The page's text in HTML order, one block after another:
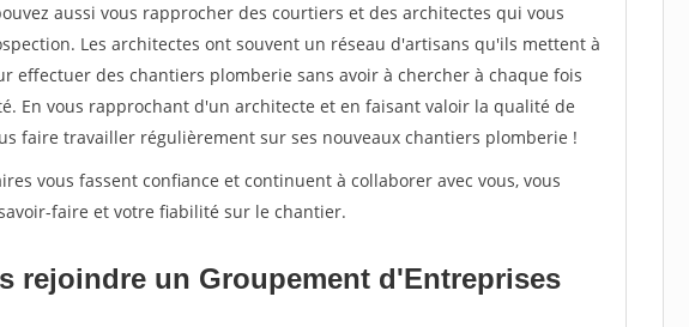
aussi vous rapprocher des courtiers et des architectes qui vous
Les architectes ont souvent un réseau d'artisans qu'ils mettent à
effectuer des chantiers plomberie sans avoir à chercher à chaque fois
En vous rapprochant d'un architecte et en faisant valoir la qualité de
faire travailler régulièrement sur ses nouveaux chantiers plomberie !
vous fassent confiance et continuent à collaborer avec vous, vous
faire et votre fiabilité sur le chantier.
rejoindre un Groupement d'Entreprises